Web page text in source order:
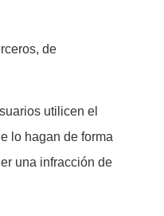
de
utilicen el
lo hagan de forma
una infracción de